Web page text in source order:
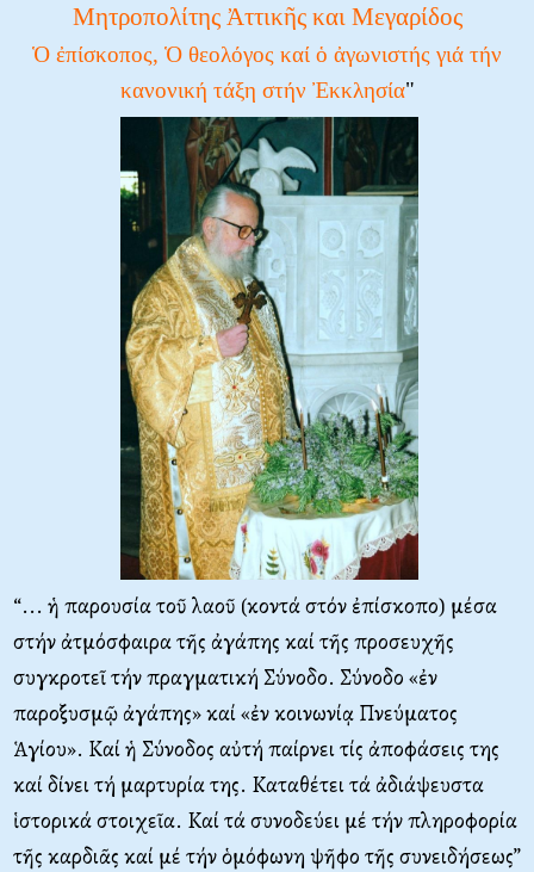
Μητροπολίτης Ἀττικῆς και Μεγαρίδος
Ὁ ἐπίσκοπος, Ὁ θεολόγος καί ὁ ἀγωνιστής γιά τήν
κανονική τάξη στήν Ἐκκλησία"
“... ἡ παρουσία τοῦ λαοῦ (κοντά στόν ἐπίσκοπο) μέσα
στήν ἀτμόσφαιρα τῆς ἀγάπης καί τῆς προσευχῆς
συγκροτεῖ τήν πραγματική Σύνοδο. Σύνοδο «ἐν
παροξυσμῷ ἀγάπης» καί «ἐν κοινωνίᾳ Πνεύματος
Ἁγίου». Καί ἡ Σύνοδος αὐτή παίρνει τίς ἀποφάσεις της
καί δίνει τή μαρτυρία της. Kαταθέτει τά ἀδιάψευστα
ἱστορικά στοιχεῖα. Kαί τά συνοδεύει μέ τήν πληροφορία
τῆς καρδιᾶς καί μέ τήν ὁμόφωνη ψῆφο τῆς συνειδήσεως”